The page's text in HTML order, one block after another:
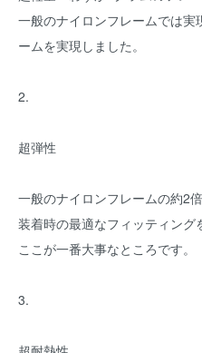
一般のナイロンフレームでは実
ームを実現しました。
2.
超弾性
一般のナイロンフレームの約2倍
装着時の最適なフィッティング
ここが一番大事なところです。
3.